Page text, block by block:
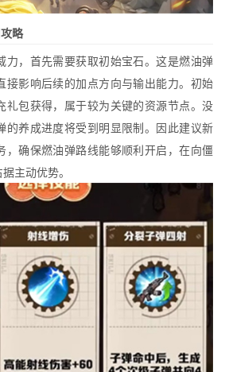
略
力，首先需要获取初始宝石。这是燃油弹
接影响后续的加点方向与输出能力。初始
礼包获得，属于较为关键的资源节点。没
的养成进度将受到明显限制。因此建议新
，确保燃油弹路线能够顺利开启，在向僵
主动优势。